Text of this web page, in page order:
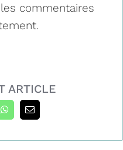
commentaires
ARTICLE